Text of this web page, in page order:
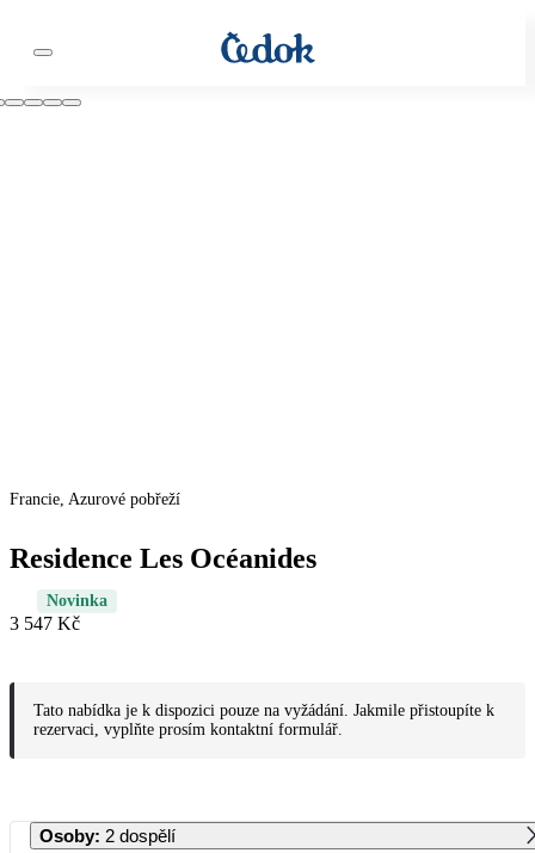
Francie, Azurové pobřeží
Residence Les Océanides
Novinka
3 547 Kč
Tato nabídka je k dispozici pouze na vyžádání. Jakmile přistoupíte k
rezervaci, vyplňte prosím kontaktní formulář.
Osoby: 2 dospělí